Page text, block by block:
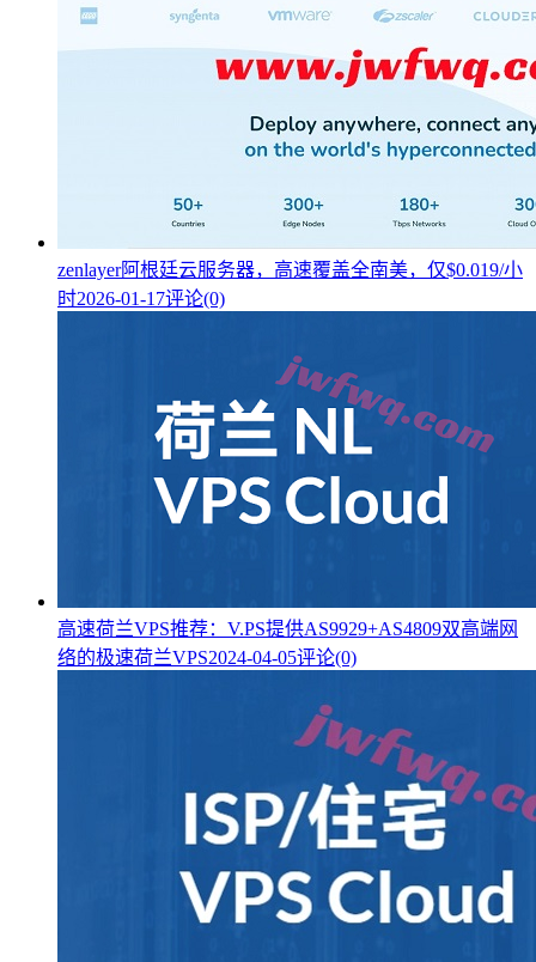
zenlayer阿根廷云服务器，高速覆盖全南美，仅$0.019/小
时2026-01-17评论(0)
高速荷兰VPS推荐：V.PS提供AS9929+AS4809双高端网
络的极速荷兰VPS2024-04-05评论(0)